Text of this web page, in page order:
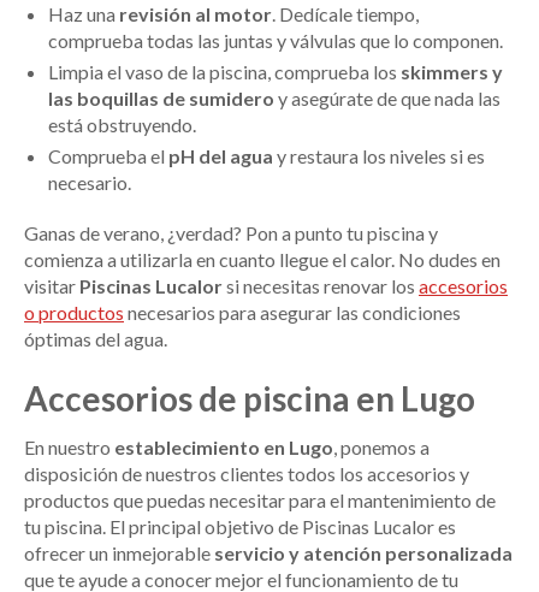
Haz una revisión al motor . Dedícale tiempo,
comprueba todas las juntas y válvulas que lo componen.
Limpia el vaso de la piscina, comprueba los skimmers y
las boquillas de sumidero y asegúrate de que nada las
está obstruyendo.
Comprueba el pH del agua y restaura los niveles si es
necesario.
Ganas de verano, ¿verdad? Pon a punto tu piscina y
comienza a utilizarla en cuanto llegue el calor. No dudes en
visitar Piscinas Lucalorsi necesitas renovar los accesorios
o productos necesarios para asegurar las condiciones
óptimas del agua.
Accesorios de piscina en Lugo
En nuestro establecimiento en Lugo , ponemos a
disposición de nuestros clientes todos los accesorios y
productos que puedas necesitar para el mantenimiento de
tu piscina. El principal objetivo de Piscinas Lucalor es
ofrecer un inmejorable servicio y atención personalizada
que te ayude a conocer mejor el funcionamiento de tu